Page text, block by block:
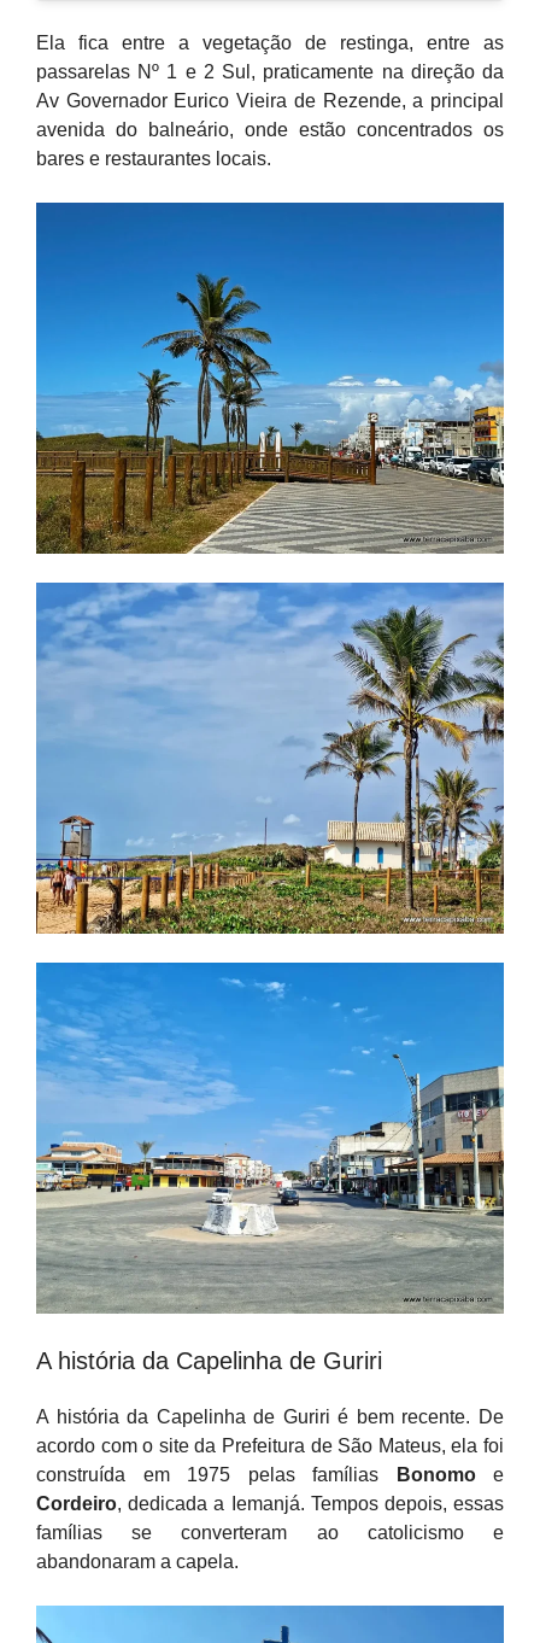
Ela fica entre a vegetação de restinga, entre as
passarelas Nº 1 e 2 Sul, praticamente na direção da
Av Governador Eurico Vieira de Rezende, a principal
avenida do balneário, onde estão concentrados os
bares e restaurantes locais.
A história da Capelinha de Guriri
A história da Capelinha de Guriri é bem recente. De
acordo com o site da Prefeitura de São Mateus, ela foi
construída em 1975 pelas famílias
Bonomo e
Cordeiro, dedicada a Iemanjá. Tempos depois, essas
famílias se converteram ao catolicismo e
abandonaram a capela.